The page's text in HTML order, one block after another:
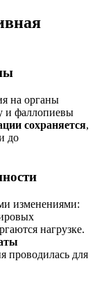
на органы
и фаллопиевы
сохраняется,
до
изменениями:
нагрузке.
проводилась для